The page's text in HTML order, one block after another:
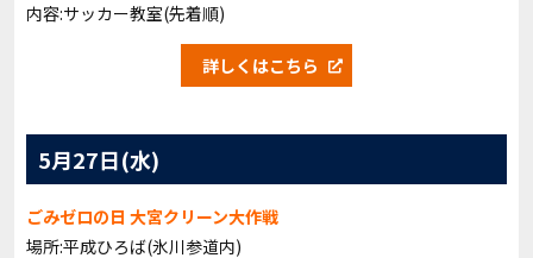
内容:サッカー教室(先着順)
詳しくはこちら
5月27日(水)
ごみゼロの日 大宮クリーン大作戦
場所:平成ひろば(氷川参道内)